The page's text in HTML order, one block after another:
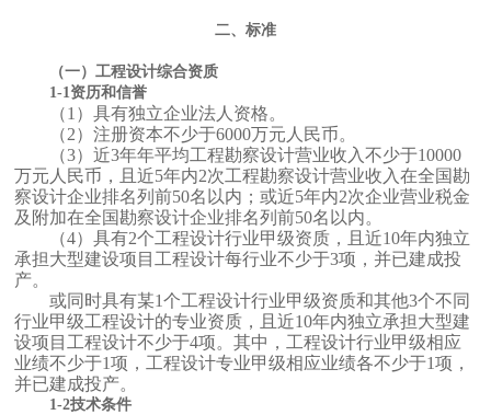
二、标准
（一）工程设计综合资质
1-1资历和信誉
（1）具有独立企业法人资格。
（2）注册资本不少于6000万元人民币。
（3）近3年年平均工程勘察设计营业收入不少于10000
万元人民币，且近5年内2次工程勘察设计营业收入在全国勘
察设计企业排名列前50名以内；或近5年内2次企业营业税金
及附加在全国勘察设计企业排名列前50名以内。
（4）具有2个工程设计行业甲级资质，且近10年内独立
承担大型建设项目工程设计每行业不少于3项，并已建成投
产。
或同时具有某1个工程设计行业甲级资质和其他3个不同
行业甲级工程设计的专业资质，且近10年内独立承担大型建
设项目工程设计不少于4项。其中，工程设计行业甲级相应
业绩不少于1项，工程设计专业甲级相应业绩各不少于1项，
并已建成投产。
1-2技术条件